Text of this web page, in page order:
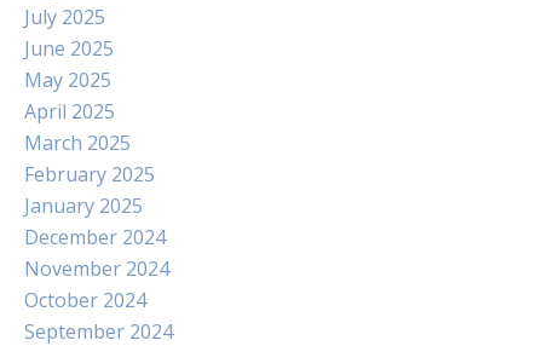
July 2025
June 2025
May 2025
April 2025
March 2025
February 2025
January 2025
December 2024
November 2024
October 2024
September 2024